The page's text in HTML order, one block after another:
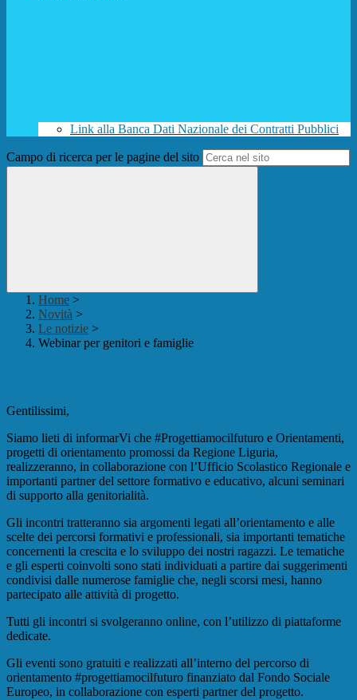
Link alla Banca Dati Nazionale dei Contratti Pubblici
Campo di ricerca per le pagine del sito
Home >
Novità >
Le notizie >
Webinar per genitori e famiglie
Gentilissimi,
Siamo lieti di informarVi che #Progettiamocilfuturo e Orientamenti,
progetti di orientamento promossi da Regione Liguria,
realizzeranno, in collaborazione con l’Ufficio Scolastico Regionale e
importanti partner del settore formativo e educativo, alcuni seminari
di supporto alla genitorialità.
Gli incontri tratteranno sia argomenti legati all’orientamento e alle
scelte dei percorsi formativi e professionali, sia importanti tematiche
concernenti la crescita e lo sviluppo dei nostri ragazzi. Le tematiche
e gli esperti coinvolti sono stati individuati a partire dai suggerimenti
condivisi dalle numerose famiglie che, negli scorsi mesi, hanno
partecipato alle attività di progetto.
Tutti gli incontri si svolgeranno online, con l’utilizzo di piattaforme
dedicate.
Gli eventi sono gratuiti e realizzati all’interno del percorso di
orientamento #progettiamocilfuturo finanziato dal Fondo Sociale
Europeo, in collaborazione con esperti partner del progetto.